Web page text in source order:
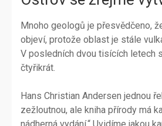
Mnoho geologů je přesvědčeno,
objeví, protože oblast je stále
V posledních dvou tisících letech
čtyřikrát.
Hans Christian Andersen jednou
zežloutnou, ale kniha přírody má
nádherná vydání.“ Uvidíme jakou